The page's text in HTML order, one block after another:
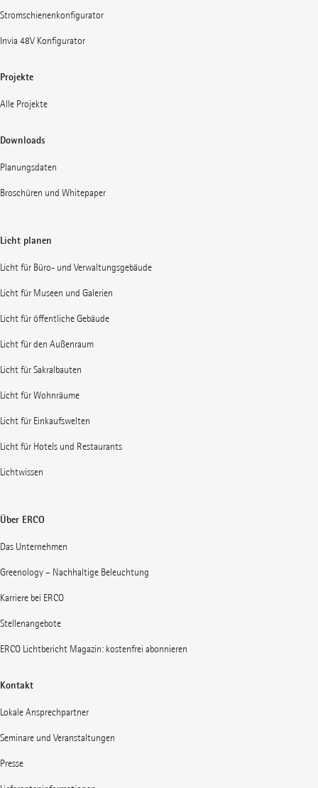
Stromschienenkonfigurator
Invia 48V Konfigurator
Projekte
Alle Projekte
Downloads
Planungsdaten
Broschüren und Whitepaper
Licht planen
Licht für Büro- und Verwaltungsgebäude
Licht für Museen und Galerien
Licht für öffentliche Gebäude
Licht für den Außenraum
Licht für Sakralbauten
Licht für Wohnräume
Licht für Einkaufswelten
Licht für Hotels und Restaurants
Lichtwissen
Über ERCO
Das Unternehmen
Greenology – Nachhaltige Beleuchtung
Karriere bei ERCO
Stellenangebote
ERCO Lichtbericht Magazin: kostenfrei abonnieren
Kontakt
Lokale Ansprechpartner
Seminare und Veranstaltungen
Presse